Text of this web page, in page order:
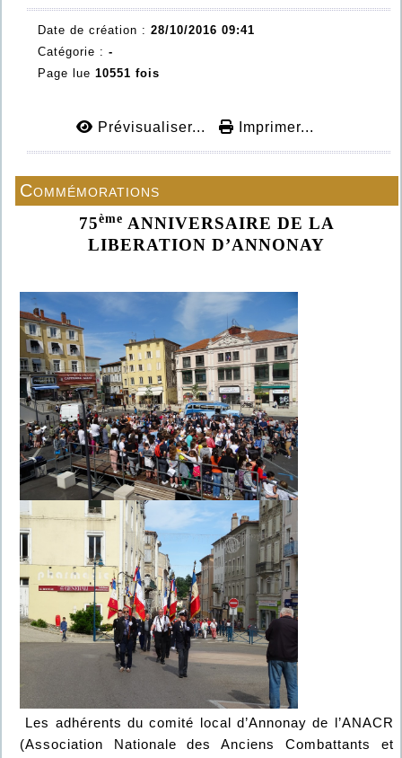
Date de création : 28/10/2016 09:41
Catégorie : -
Page lue 10551 fois
Prévisualiser... Imprimer...
Commémorations
75ème ANNIVERSAIRE DE LA
LIBERATION D’ANNONAY
Les adhérents du comité local d’Annonay de l’ANACR
(Association Nationale des Anciens Combattants et